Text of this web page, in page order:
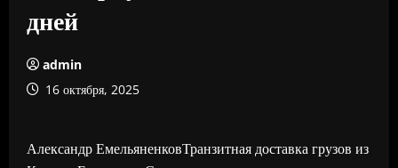
дней
admin
16 октября, 2025
Александр ЕмельяненковТранзитная доставка грузов из